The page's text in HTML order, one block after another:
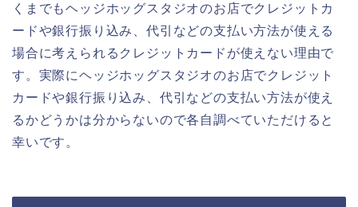
くまでもヘッジホッグスタジオのお店でクレジットカ
ードや銀行振り込み、代引などの支払い方法が使える
場合に考えられるクレジットカードが使えない理由で
す。実際にヘッジホッグスタジオのお店でクレジット
カードや銀行振り込み、代引などの支払い方法が使え
るかどうかは分からないので各自調べていただけると
幸いです。